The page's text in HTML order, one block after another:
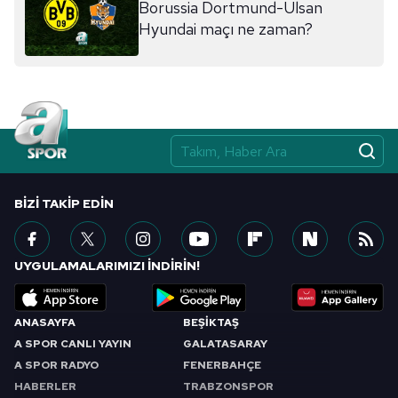
Borussia Dortmund-Ulsan
Hyundai maçı ne zaman?
ANASAYFA
A SPOR CANLI YAYIN
A SPOR RADYO
HABERLER
BEŞİKTAŞ
GALATASARAY
FENERBAHÇE
TRABZONSPOR
BIZI TAKIP EDIN
UYGULAMALARIMIZI İNDİRİN!